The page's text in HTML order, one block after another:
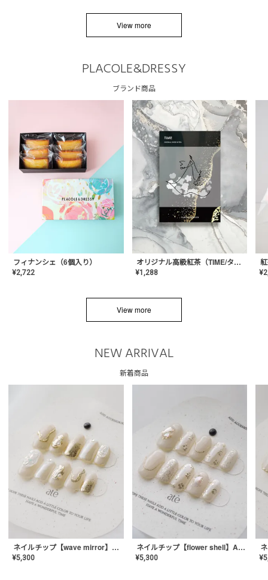
View more
PLACOLE&DRESSY
ブランド商品
フィナンシェ（6個入り）
¥2,722
オリジナル高級紅茶（TIME/タイム）【ギフト/プチギフト/プレゼント/内祝い/結婚式/オリジナル配合/高品質/ハーブティー/茶葉/記念日/お返し/手土産/美容/おしゃれ】
¥1,288 ¥
View more
NEW ARRIVAL
新着商品
ネイルチップ【wave mirror】AE-CONA-04
¥5,300
ネイルチップ【flower shell】AE-CONA-03
¥5,300 ¥